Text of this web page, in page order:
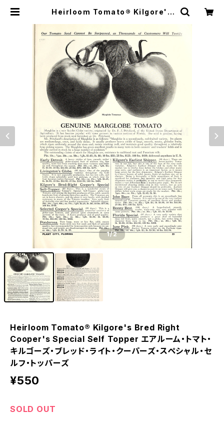
Heirloom Tomato® Kilgore's
ルゴーズ・ブレッド・ライト・クーパー
ズ・スペシャル・セルフ・トッパーズ |
Heirloom Tomato Farm
1/2
Heirloom Tomato® Kilgore's Bred Right
Cooper's Special Self Topper エアルーム・トマト・
キルゴーズ・ブレッド・ライト・クーパーズ・スペシャル・セ
ルフ・トッパーズ
¥550
SOLD OUT